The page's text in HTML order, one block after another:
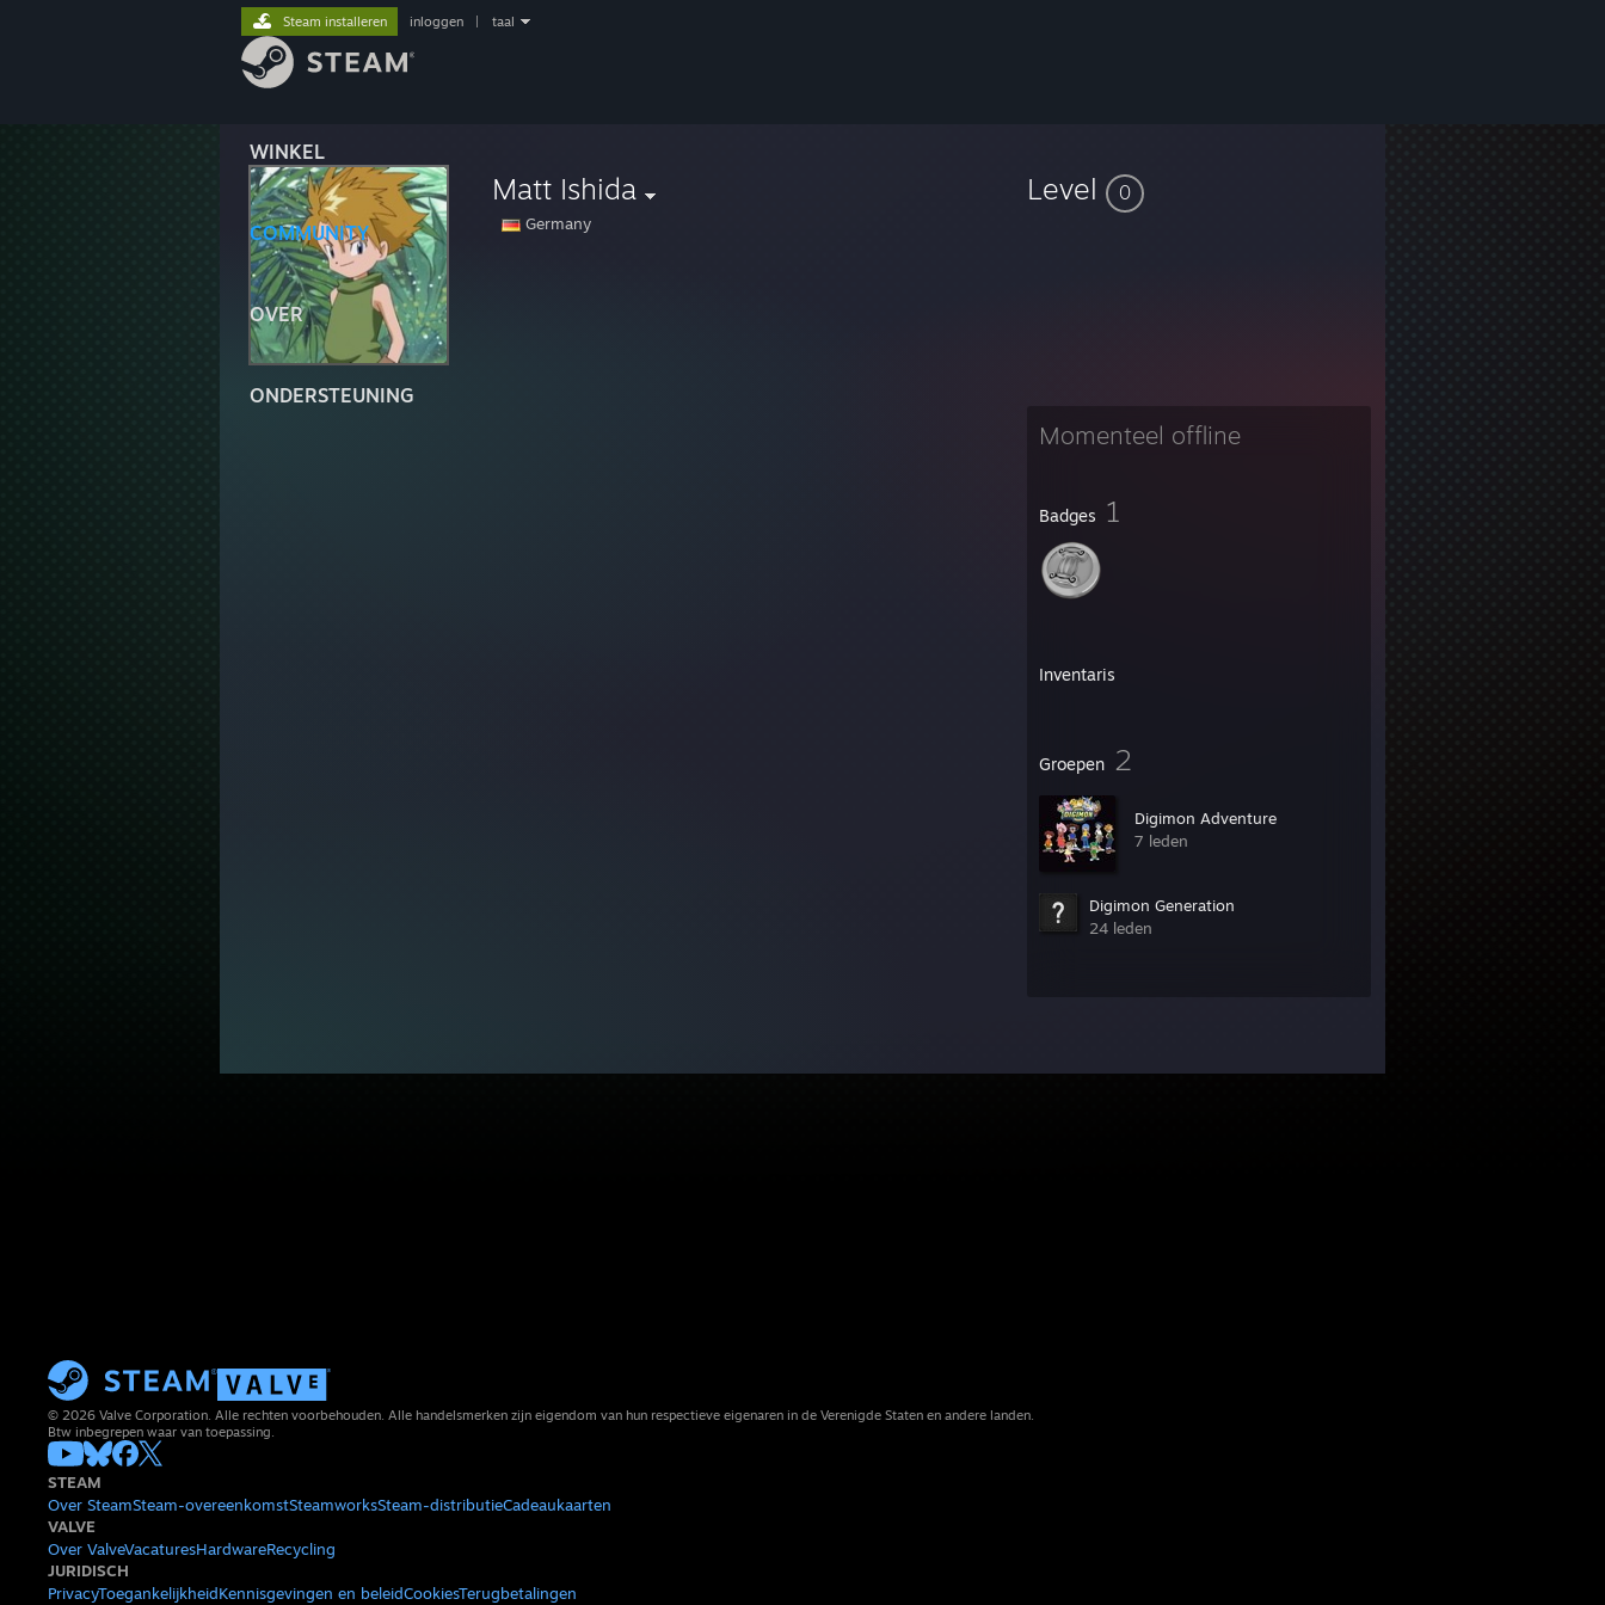
WINKEL
COMMUNITY
OVER
ONDERSTEUNING
Steam installeren inloggen taal
Matt Ishida
Germany
Level 0
Momenteel offline
Badges 1
Inventaris
Groepen 2
Digimon Adventure
7 leden
Digimon Generation
24 leden
© 2026 Valve Corporation. Alle rechten voorbehouden. Alle handelsmerken zijn eigendom van hun respectieve eigenaren in de Verenigde Staten en andere landen.
Btw inbegrepen waar van toepassing.
STEAM
Over SteamSteam-overeenkomstSteamworksSteam-distributieCadeaukaarten
VALVE
Over ValveVacaturesHardwareRecycling
JURIDISCH
PrivacyToegankelijkheidKennisgevingen en beleidCookiesTerugbetalingen